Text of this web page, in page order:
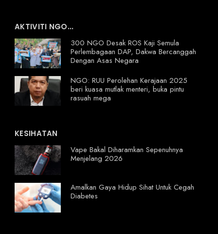
AKTIVITI NGO...
300 NGO Desak ROS Kaji Semula
Perlembagaan DAP, Dakwa Bercanggah
Dengan Asas Negara
NGO: RUU Perolehan Kerajaan 2025
beri kuasa mutlak menteri, buka pintu
rasuah mega
KESIHATAN
Vape Bakal Diharamkan Sepenuhnya
Menjelang 2026
Amalkan Gaya Hidup Sihat Untuk Cegah
Diabetes